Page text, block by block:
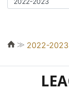
≫ 2022-2023